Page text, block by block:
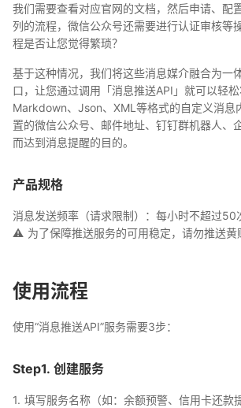
我们需要查看对应官网的文档，然后申请、配
列的流程，微信公众号还需要进行认证审核等
程是否让您觉得繁琐？
基于这种情况，我们将这些消息媒介融合为一
口，让您通过调用「消息推送API」就可以轻松
Markdown、Json、XML等格式的自定义消息
置的微信公众号、邮件地址、钉钉群机器人、
而达到消息提醒的目的。
产品规格
消息发送频率（请求限制）：每小时不超过50
⚠️ 为了保障推送服务的可用稳定，请勿推送黄
使用流程
使用“消息推送API”服务需要3步：
Step1. 创建服务
1. 填写服务名称（如：余额预警、信用卡还款